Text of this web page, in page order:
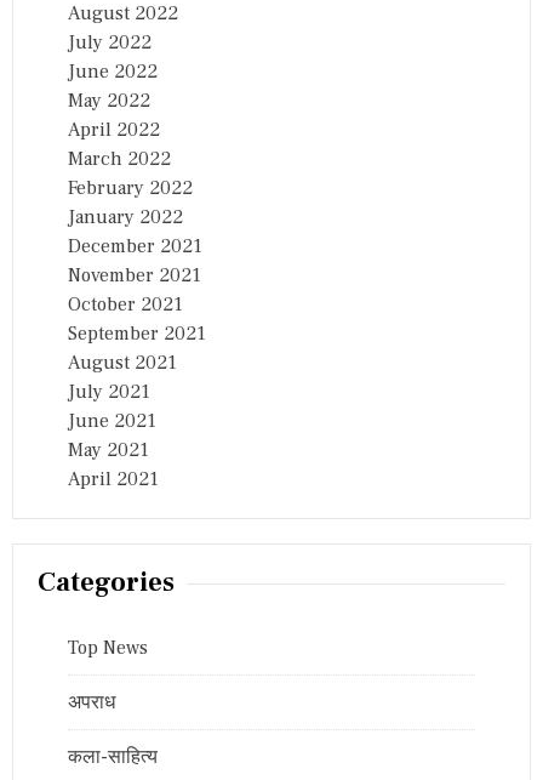
August 2022
July 2022
June 2022
May 2022
April 2022
March 2022
February 2022
January 2022
December 2021
November 2021
October 2021
September 2021
August 2021
July 2021
June 2021
May 2021
April 2021
Categories
Top News
अपराध
कला-साहित्य